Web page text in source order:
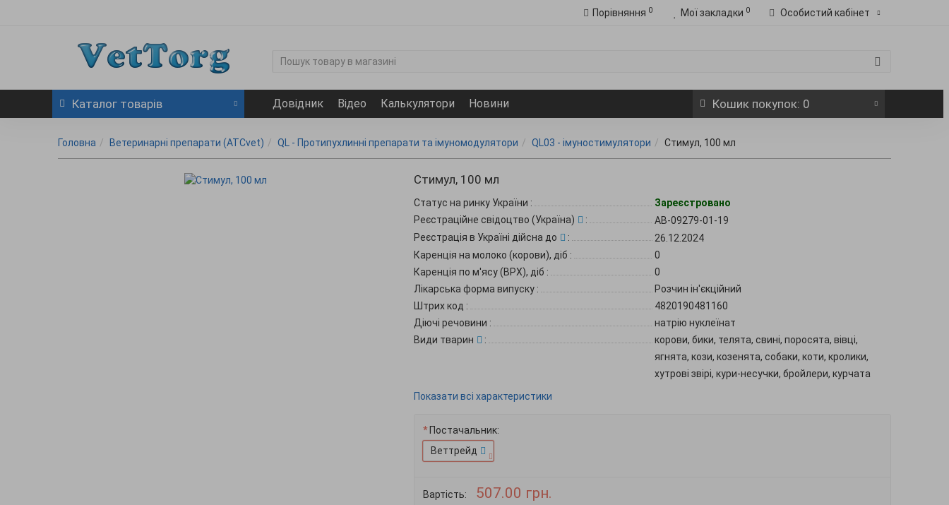
Порівняння 0 Мої закладки 0 Особистий кабінет
Каталогтоварів Довідник Відео Калькулятори Новини Кошикпокупок: 0
Головна Ветеринарні препарати (ATCvet) QL - Протипухлинні препарати та імуномодулятори QL03 - імуностимулятори Стимул, 100 мл
Стимул, 100 мл
Статус на ринку України :
Зареєстровано
Реєстраційне свідоцтво (Україна)
:
AB-09279-01-19
Реєстрація в Україні дійсна до
:
26.12.2024
Каренція на молоко (корови), діб :
0
Каренція по м'ясу (ВРХ), діб :
0
Лікарська форма випуску :
Розчин ін'єкційний
Штрих код :
4820190481160
Діючі речовини :
натрію нуклеїнат
Види тварин
:
корови, бики, телята, свині, поросята, вівці,
ягнята, кози, козенята, собаки, коти, кролики,
хутрові звірі, кури-несучки, бройлери, курчата
Показати всі характеристики
Постачальник:
Веттрейд
Вартість: 507.00 грн.